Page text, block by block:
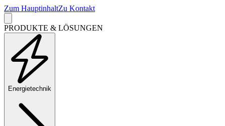
Zum HauptinhaltZu Kontakt
PRODUKTE & LÖSUNGEN
Energietechnik